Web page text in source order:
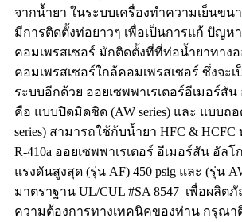
จากน้ำยา ในระบบเครื่องทำความเย็นข
มีการติดตั้งท่อยาวๆ เพื่อเป็นการแก้ ปัญห
คอมเพรสเซอร์ มักติดตั้งที่ที่ท่อน้ำยาทาง
คอมเพรสเซอร์ใกล้คอมเพรสเซอร์ ซึ่งจะเ
ระบบอีกด้วย ออยเซพพาเรเตอร์อีเมอร์สั
คือ แบบปิดมิดชิด (AW series) และ แบบถ
series) สามารถใช้ก้บน้ำยา HFC &
R-410a ออยเซพพาเรเตอร์ อีเมอร์สัน อัล
แรงดันสูงสุด (รุ่น AF) 450 psig และ (รุ่น
มาตราฐาน UL/CUL #SA 8547 เพื่อผลิ
ความต้องการทางเทคนิคของท่าน กรุณาติ